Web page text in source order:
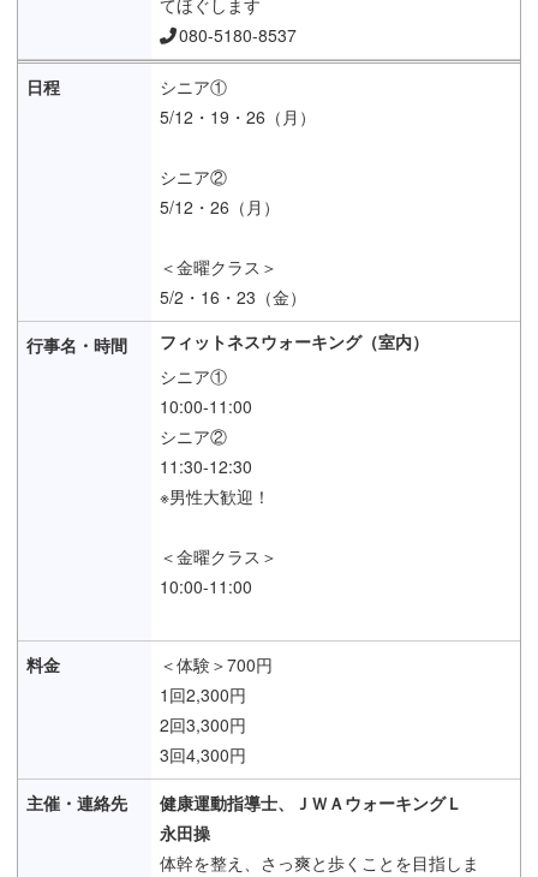
080-5180-8537
シニア①
5/12・19・26（月）
シニア②
5/12・26（月）
＜金曜クラス＞
5/2・16・23（金）
フィットネスウォーキング（室内）
シニア①
10:00-11:00
シニア②
11:30-12:30
※男性大歓迎！
＜金曜クラス＞
10:00-11:00
＜体験＞700円
1回2,300円
2回3,300円
3回4,300円
健康運動指導士、ＪＷＡウォーキングＬ
永田操
体幹を整え、さっ爽と歩くことを目指しま